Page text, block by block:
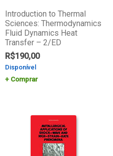
Introduction to Thermal
Sciences: Thermodynamics
Fluid Dynamics Heat
Transfer – 2/ED
R$190,00
Disponível
Comprar